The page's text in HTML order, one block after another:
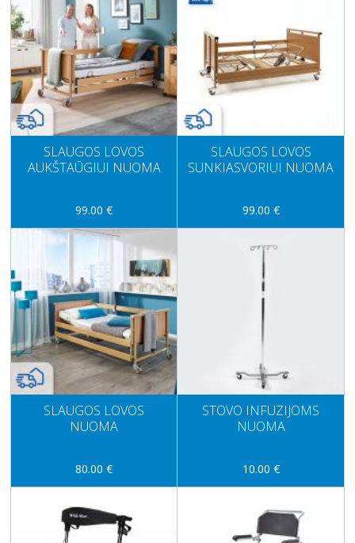
SLAUGOS LOVOS
AUKŠTAŪGIUI NUOMA
99.00 €
SLAUGOS LOVOS
SUNKIASVORIUI NUOMA
99.00 €
SLAUGOS LOVOS
NUOMA
80.00 €
STOVO INFUZIJOMS
NUOMA
10.00 €